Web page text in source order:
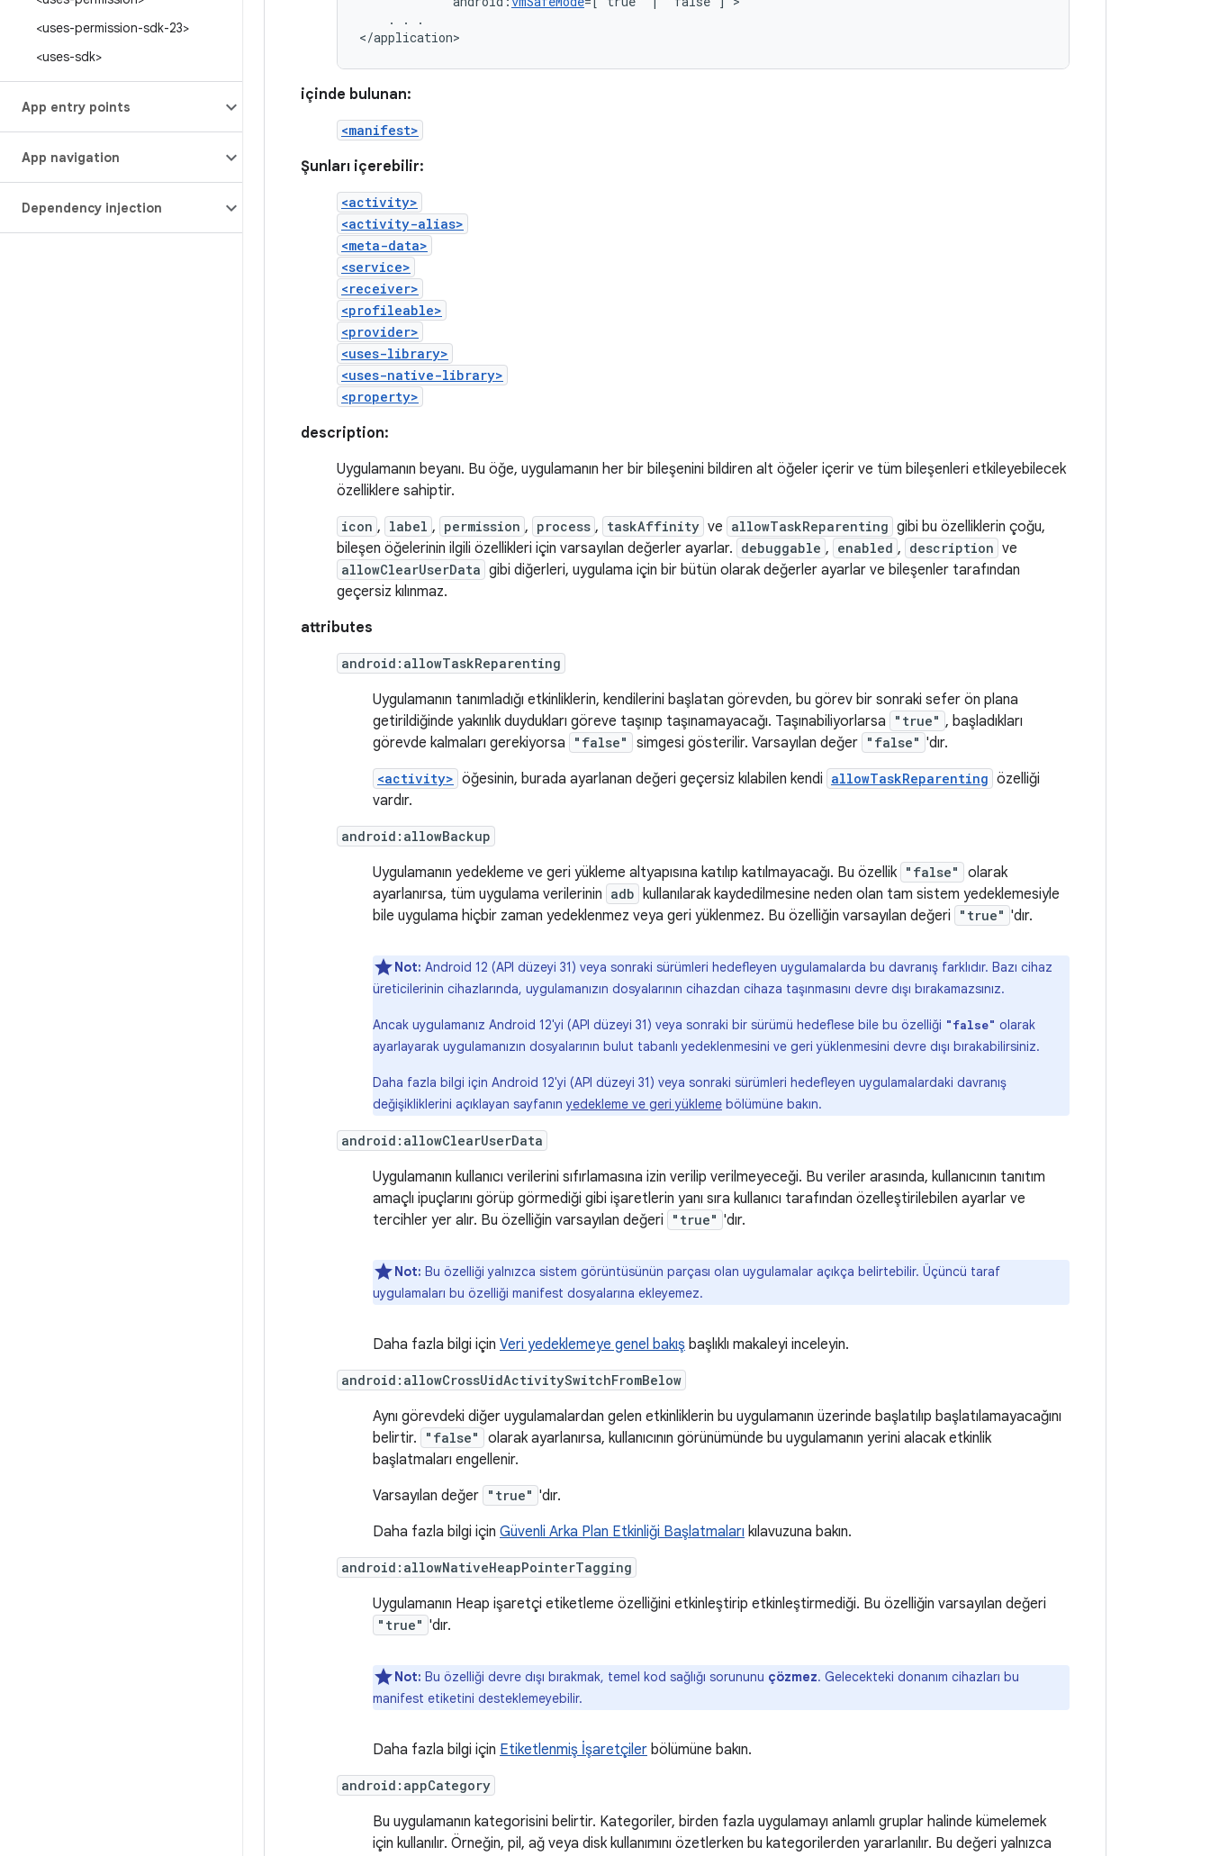
<uses-permission-sdk-23>
<uses-sdk>
App entry points
App navigation
Dependency injection
.
.
.
</application>
içinde bulunan:
<manifest>
Şunları içerebilir:
<activity>
<activity-alias>
<meta-data>
<service>
<receiver>
<profileable>
<provider>
<uses-library>
<uses-native-library>
<property>
description:
Uygulamanın beyanı. Bu öğe, uygulamanın her bir bileşenini bildiren alt öğeler içerir ve tüm bileşenleri etkileyebilecek
özelliklere sahiptir.
icon , label , permission , process , taskAffinity ve allowTaskReparenting gibi bu özelliklerin çoğu,
bileşen öğelerinin ilgili özellikleri için varsayılan değerler ayarlar. debuggable , enabled , description ve
allowClearUserData gibi diğerleri, uygulama için bir bütün olarak değerler ayarlar ve bileşenler tarafından
geçersiz kılınmaz.
attributes
android:allowTaskReparenting
Uygulamanın tanımladığı etkinliklerin, kendilerini başlatan görevden, bu görev bir sonraki sefer ön plana
getirildiğinde yakınlık duydukları göreve taşınıp taşınamayacağı. Taşınabiliyorlarsa
"true" , başladıkları
görevde kalmaları gerekiyorsa
"false" simgesi gösterilir. Varsayılan değer "false" 'dır.
<activity> öğesinin, burada ayarlanan değeri geçersiz kılabilen kendi allowTaskReparenting özelliği
vardır.
android:allowBackup
Uygulamanın yedekleme ve geri yükleme altyapısına katılıp katılmayacağı. Bu özellik "false"
olarak
ayarlanırsa, tüm uygulama verilerinin adb kullanılarak kaydedilmesine neden olan tam sistem yedeklemesiyle
bile uygulama hiçbir zaman yedeklenmez veya geri yüklenmez. Bu özelliğin varsayılan değeri
"true" 'dır.
Not: Android 12 (API düzeyi 31) veya sonraki sürümleri hedefleyen uygulamalarda bu davranış farklıdır. Bazı cihaz
üreticilerinin cihazlarında, uygulamanızın dosyalarının cihazdan cihaza taşınmasını devre dışı bırakamazsınız.
Ancak uygulamanız Android 12'yi (API düzeyi 31) veya sonraki bir sürümü hedeflese bile bu özelliği "false" olarak
ayarlayarak uygulamanızın dosyalarının bulut tabanlı yedeklenmesini ve geri yüklenmesini devre dışı bırakabilirsiniz.
Daha fazla bilgi için Android 12'yi (API düzeyi 31) veya sonraki sürümleri hedefleyen uygulamalardaki davranış
değişikliklerini açıklayan sayfanınyedekleme ve geri yükleme bölümüne bakın.
android:allowClearUserData
Uygulamanın kullanıcı verilerini sıfırlamasına izin verilip verilmeyeceği. Bu veriler arasında, kullanıcının tanıtım
amaçlı ipuçlarını görüp görmediği gibi işaretlerin yanı sıra kullanıcı tarafından özelleştirilebilen ayarlar ve
tercihler yer alır. Bu özelliğin varsayılan değeri
"true" 'dır.
Not: Bu özelliği yalnızca sistem görüntüsünün parçası olan uygulamalar açıkça belirtebilir. Üçüncü taraf
uygulamaları bu özelliği manifest dosyalarına ekleyemez.
Daha fazla bilgi için Veri yedeklemeye genel bakış başlıklı makaleyi inceleyin.
android:allowCrossUidActivitySwitchFromBelow
Aynı görevdeki diğer uygulamalardan gelen etkinliklerin bu uygulamanın üzerinde başlatılıp başlatılamayacağını
belirtir.
"false"
olarak ayarlanırsa, kullanıcının görünümünde bu uygulamanın yerini alacak etkinlik
başlatmaları engellenir.
Varsayılan değer "true" 'dır.
Daha fazla bilgi için Güvenli Arka Plan Etkinliği Başlatmaları kılavuzuna bakın.
android:allowNativeHeapPointerTagging
Uygulamanın Heap işaretçi etiketleme özelliğini etkinleştirip etkinleştirmediği. Bu özelliğin varsayılan değeri
"true" 'dır.
Not: Bu özelliği devre dışı bırakmak, temel kod sağlığı sorununu çözmez. Gelecekteki donanım cihazları bu
manifest etiketini desteklemeyebilir.
Daha fazla bilgi için Etiketlenmiş İşaretçiler bölümüne bakın.
android:appCategory
Bu uygulamanın kategorisini belirtir. Kategoriler, birden fazla uygulamayı anlamlı gruplar halinde kümelemek
için kullanılır. Örneğin, pil, ağ veya disk kullanımını özetlerken bu kategorilerden yararlanılır. Bu değeri yalnızca